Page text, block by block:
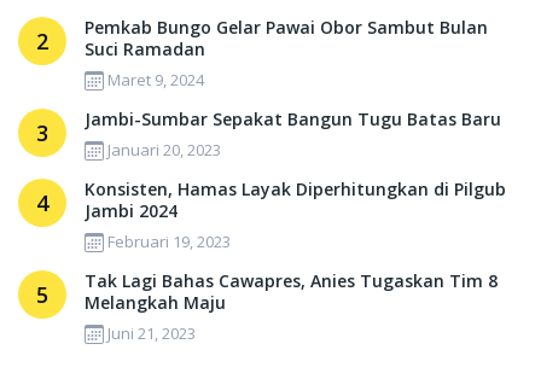
2
Pemkab Bungo Gelar Pawai Obor Sambut Bulan
Suci Ramadan
Maret 9, 2024
3 Jambi-Sumbar Sepakat Bangun Tugu Batas Baru
Januari 20, 2023
4
Konsisten, Hamas Layak Diperhitungkan di Pilgub
Jambi 2024
Februari 19, 2023
5
Tak Lagi Bahas Cawapres, Anies Tugaskan Tim 8
Melangkah Maju
Juni 21, 2023